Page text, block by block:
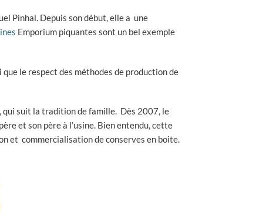
Pinhal. Depuis son début, elle a une
Emporium piquantes sont un bel exemple
le respect des méthodes de production de
qui suit la tradition de famille. Dès 2007, le
et son père à l’usine. Bien entendu, cette
et commercialisation de conserves en boite.